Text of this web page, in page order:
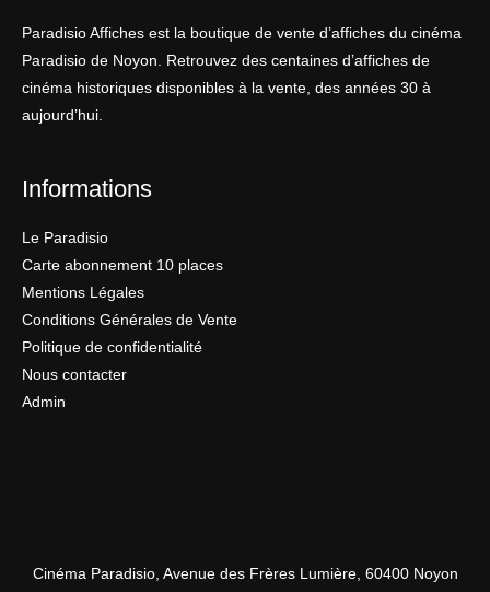
Paradisio Affiches est la boutique de vente d’affiches du cinéma
Paradisio de Noyon. Retrouvez des centaines d’affiches de
cinéma historiques disponibles à la vente, des années 30 à
aujourd’hui.
Informations
Le Paradisio
Carte abonnement 10 places
Mentions Légales
Conditions Générales de Vente
Politique de confidentialité
Nous contacter
Admin
Cinéma Paradisio, Avenue des Frères Lumière, 60400 Noyon